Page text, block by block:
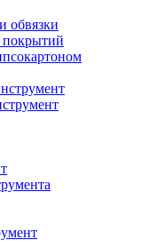
обвязки
покрытий